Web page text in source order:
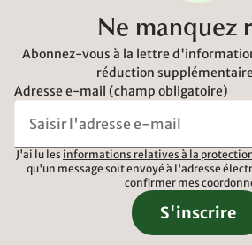
Ne manquez
Abonnez-vous à la lettre
réduction
Adresse e-mail (champ obligatoire)
J'ai lu les informations relatives à la
qu'un message soit envoyé à l'adresse
confirmer mes
S'inscrire